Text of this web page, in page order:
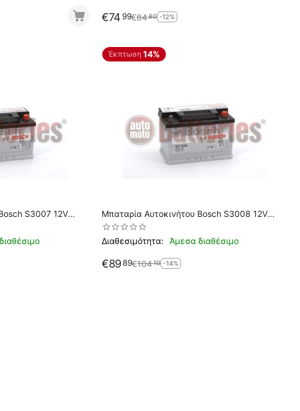
€74 99€8480 -12%
S3007 12V
Έκπτωση 14%
Μπαταρία Αυτοκινήτου Bosch S3008 12V
70AH-640EN A-Εκκίνησης
Διαθεσιμότητα:
Άμεσα διαθέσιμο
€8989€10410 -14%